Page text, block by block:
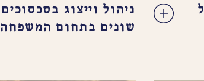
ניהול וייצוג בסכסוכים
שונים בתחום המשפחה